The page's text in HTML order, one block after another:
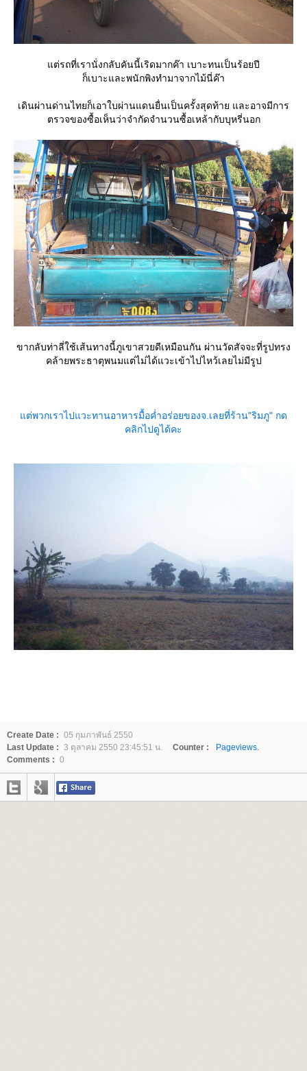
ต่รถที่เรานั่งกลับคันนี้เริดมากค๊า เบาะทนเป็นร้อยปี
ก็เบาะและพนักพิงทำมาจากไม้นี่ค๊า
เดินผ่านด่านไทยก็เอาใบผ่านแดนยื่นเป็นครั้งสุดท้าย และอาจมีการ
ตรวจของซื้อเห็นว่าจำกัดจำนวนซื้อเหล้ากับบุหรี่นอก
ขากลับท่าลี่ใช้เส้นทางนี้ภูเขาสวยดีเหมือนกัน ผ่านวัดสัจจะที่รูปทรง
คล้ายพระธาตุพนมแต่ไม่ได้แวะเข้าไปไหว้เลยไม่มีรูป
ต่พวกเราไปแวะทานอาหารมื้อค่ำอร่อยของจ.เลยที่ร้าน"ริมภู" กด
คลิกไปดูได้คะ
Create Date : 05 กุมภาพันธ์ 2550
Last Update : 3 ตุลาคม 2550 23:45:51 น. Counter :
Pageviews.
Comments : 0